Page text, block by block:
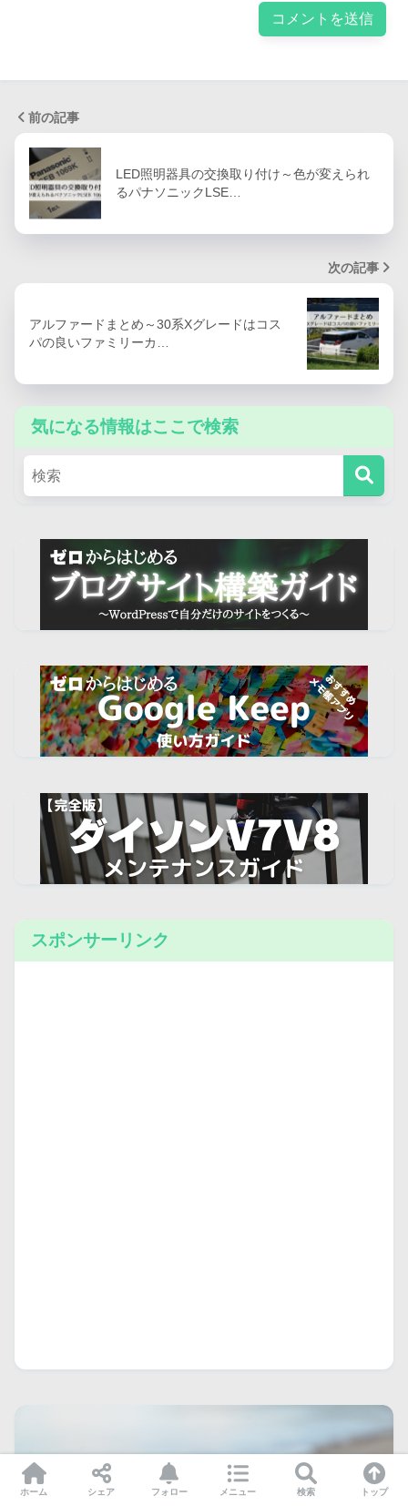
前の記事
LED照明器具の交換取り付け～色が変えられ
るパナソニックLSE…
次の記事
アルファードまとめ～30系Xグレードはコス
パの良いファミリーカ…
気になる情報はここで検索
スポンサーリンク
ホーム シェア フォロー メニュー 検索 トップ